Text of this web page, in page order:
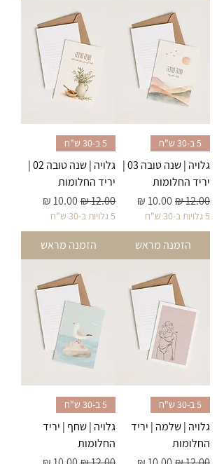
5 ב-30 ש"ח
גלויה | שנה טובה 03 |
יריד החלומות
מחיר רגילמחיר מבצע
5 גלויות ב-30 ש"ח
הזמנה מראש
5 ב-30 ש"ח
גלויה | שנה טובה 02 |
יריד החלומות
מחיר רגילמחיר מבצע
5 גלויות ב-30 ש"ח
הזמנה מראש
5 ב-30 ש"ח
גלויה | שלמה | יריד
החלומות
5 ב-30 ש"ח
גלויה | שחף | יריד
החלומות